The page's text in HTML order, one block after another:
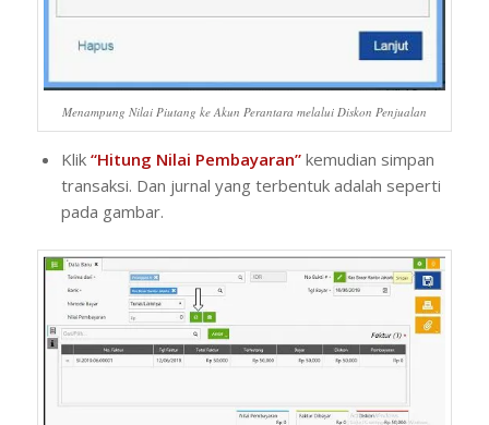
Menampung Nilai Piutang ke Akun Perantara melalui Diskon Penjualan
Klik “Hitung Nilai Pembayaran”kemudian simpan
transaksi. Dan jurnal yang terbentuk adalah seperti
pada gambar.